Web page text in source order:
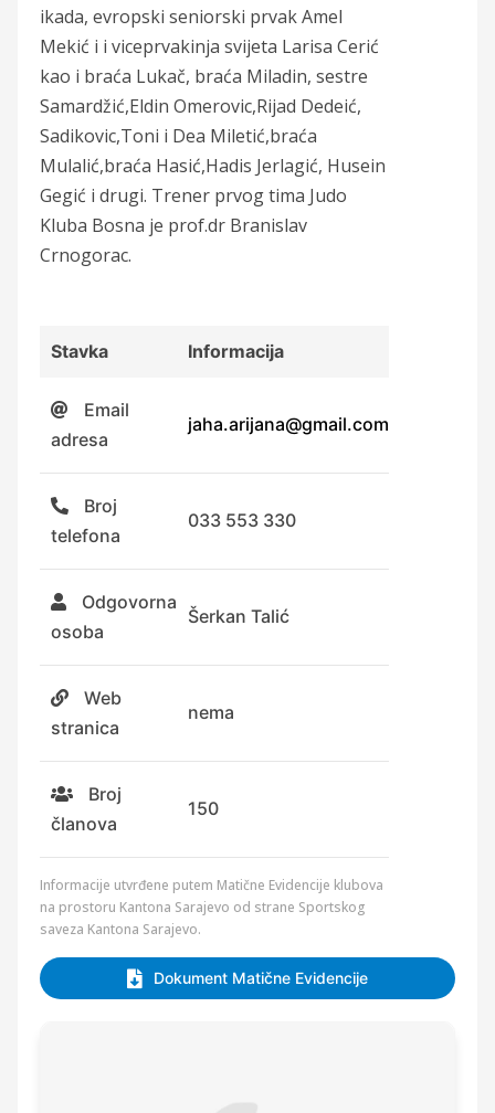
ikada, evropski seniorski prvak Amel
Mekić i i viceprvakinja svijeta Larisa Cerić
kao i braća Lukač, braća Miladin, sestre
Samardžić,Eldin Omerovic,Rijad Dedeić,
Sadikovic,Toni i Dea Miletić,braća
Mulalić,braća Hasić,Hadis Jerlagić, Husein
Gegić i drugi. Trener prvog tima Judo
Kluba Bosna je prof.dr Branislav
Crnogorac.
Stavka Informacija
Email
adresa
jaha.arijana@gmail.com
Broj
telefona
033 553 330
Odgovorna
osoba
Šerkan Talić
Web
stranica
nema
Broj
članova
150
Informacije utvrđene putem Matične Evidencije klubova
na prostoru Kantona Sarajevo od strane Sportskog
saveza Kantona Sarajevo.
Dokument Matične Evidencije